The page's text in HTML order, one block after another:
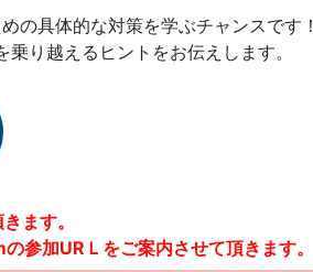
の具体的な対策を学ぶチャンスです！
り越えるヒントをお伝えします。
ます。
参加URＬをご案内させて頂きます。